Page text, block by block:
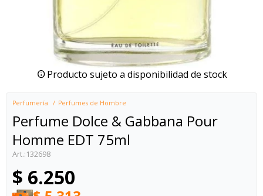
Producto sujeto a disponibilidad de stock
Perfumería Perfumes de Hombre
Perfume Dolce & Gabbana Pour
Homme EDT 75ml
132698
$ 6.250